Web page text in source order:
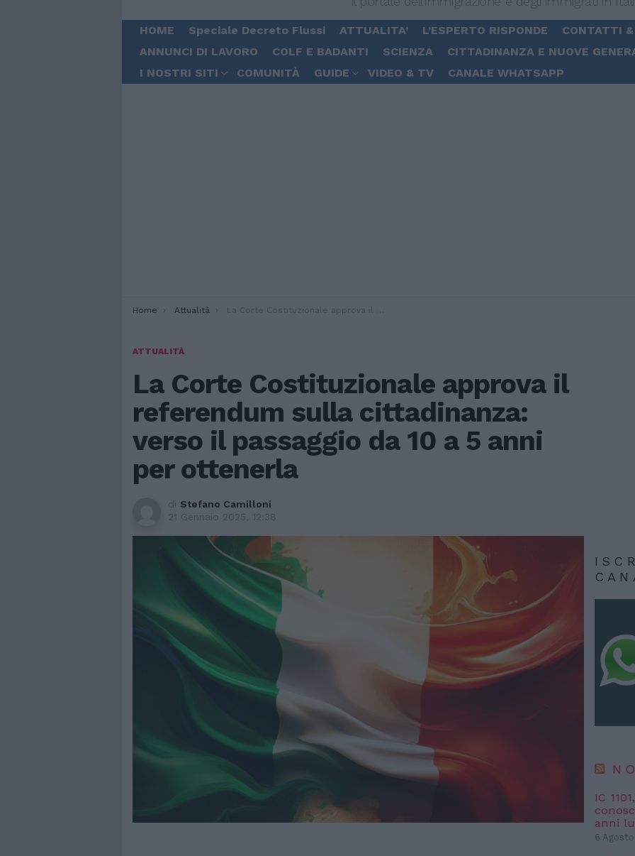
HOME Speciale Decreto Flussi ATTUALITA’ L’ESPERTO RISPONDE
CONTATTI
ANNUNCI DI LAVORO
COLF E BADANTI SCIENZA
CITTADINANZA E NUOVE
I NOSTRI SITI
COMUNITÀ GUIDE VIDEO & TV CANALE WHATSAPP
You are here:
Home Attualità La Corte Costituzionale approva il referendum sulla cittadinanza: verso il passaggio da 10 a 5 anni per ottenerla
ATTUALITÀ
La Corte Costituzionale approva il
referendum sulla cittadinanza:
verso il passaggio da 10 a 5 anni
per ottenerla
di Stefano Camilloni
21 Gennaio 2025, 12:38
IC
anni
6